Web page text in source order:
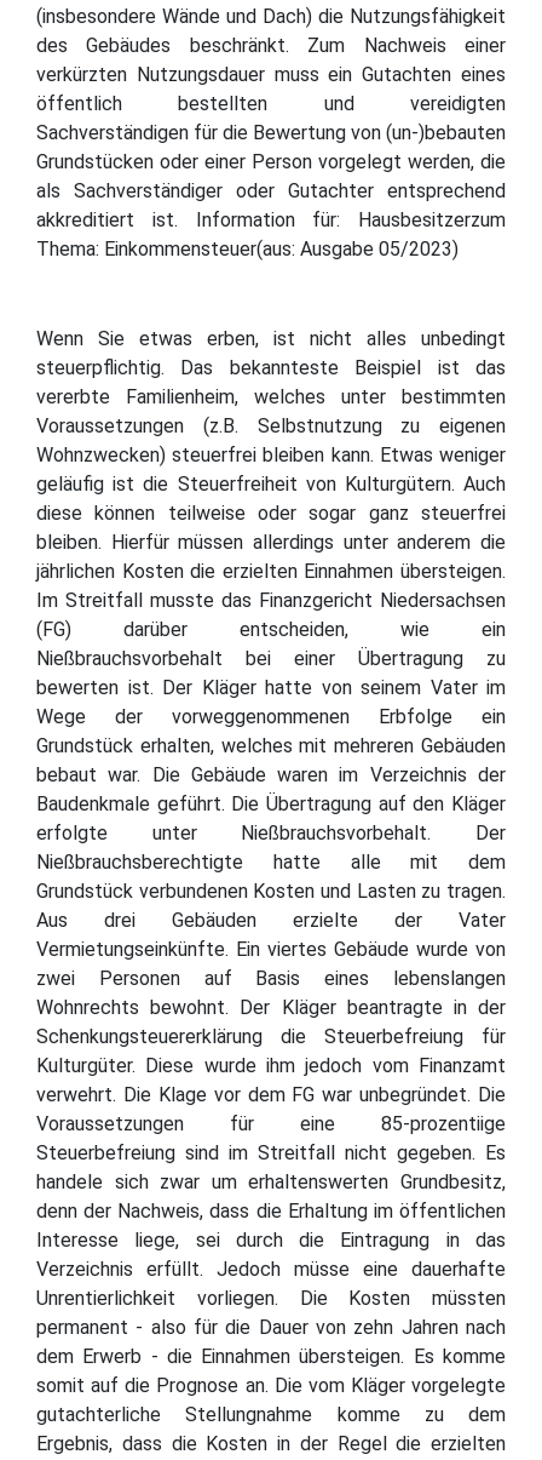
(insbesondere Wände und Dach) die Nutzungsfähigkeit
des Gebäudes beschränkt. Zum Nachweis einer
verkürzten Nutzungsdauer muss ein Gutachten eines
öffentlich bestellten und vereidigten
Sachverständigen für die Bewertung von (un-)bebauten
Grundstücken oder einer Person vorgelegt werden, die
als Sachverständiger oder Gutachter entsprechend
akkreditiert ist. Information für: Hausbesitzerzum
Thema: Einkommensteuer(aus: Ausgabe 05/2023)
Wenn Sie etwas erben, ist nicht alles unbedingt
steuerpflichtig. Das bekannteste Beispiel ist das
vererbte Familienheim, welches unter bestimmten
Voraussetzungen (z.B. Selbstnutzung zu eigenen
Wohnzwecken) steuerfrei bleiben kann. Etwas weniger
geläufig ist die Steuerfreiheit von Kulturgütern. Auch
diese können teilweise oder sogar ganz steuerfrei
bleiben. Hierfür müssen allerdings unter anderem die
jährlichen Kosten die erzielten Einnahmen übersteigen.
Im Streitfall musste das Finanzgericht Niedersachsen
(FG) darüber entscheiden, wie ein
Nießbrauchsvorbehalt bei einer Übertragung zu
bewerten ist. Der Kläger hatte von seinem Vater im
Wege der vorweggenommenen Erbfolge ein
Grundstück erhalten, welches mit mehreren Gebäuden
bebaut war. Die Gebäude waren im Verzeichnis der
Baudenkmale geführt. Die Übertragung auf den Kläger
erfolgte unter Nießbrauchsvorbehalt. Der
Nießbrauchsberechtigte hatte alle mit dem
Grundstück verbundenen Kosten und Lasten zu tragen.
Aus drei Gebäuden erzielte der Vater
Vermietungseinkünfte. Ein viertes Gebäude wurde von
zwei Personen auf Basis eines lebenslangen
Wohnrechts bewohnt. Der Kläger beantragte in der
Schenkungsteuererklärung die Steuerbefreiung für
Kulturgüter. Diese wurde ihm jedoch vom Finanzamt
verwehrt. Die Klage vor dem FG war unbegründet. Die
Voraussetzungen für eine 85-prozentiige
Steuerbefreiung sind im Streitfall nicht gegeben. Es
handele sich zwar um erhaltenswerten Grundbesitz,
denn der Nachweis, dass die Erhaltung im öffentlichen
Interesse liege, sei durch die Eintragung in das
Verzeichnis erfüllt. Jedoch müsse eine dauerhafte
Unrentierlichkeit vorliegen. Die Kosten müssten
permanent - also für die Dauer von zehn Jahren nach
dem Erwerb - die Einnahmen übersteigen. Es komme
somit auf die Prognose an. Die vom Kläger vorgelegte
gutachterliche Stellungnahme komme zu dem
Ergebnis, dass die Kosten in der Regel die erzielten